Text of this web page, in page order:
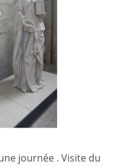
journée . Visite du